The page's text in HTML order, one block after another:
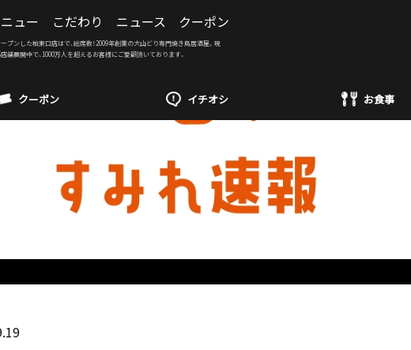
ュー こだわり ニュース クーポン
プンした柏東口店はで、総席数！2009年創業の大山どり専門焼き鳥居酒屋。現
店舗展開中で、1000万人を超えるお客様にご愛顧頂いております。
クーポン イチオシ お食事